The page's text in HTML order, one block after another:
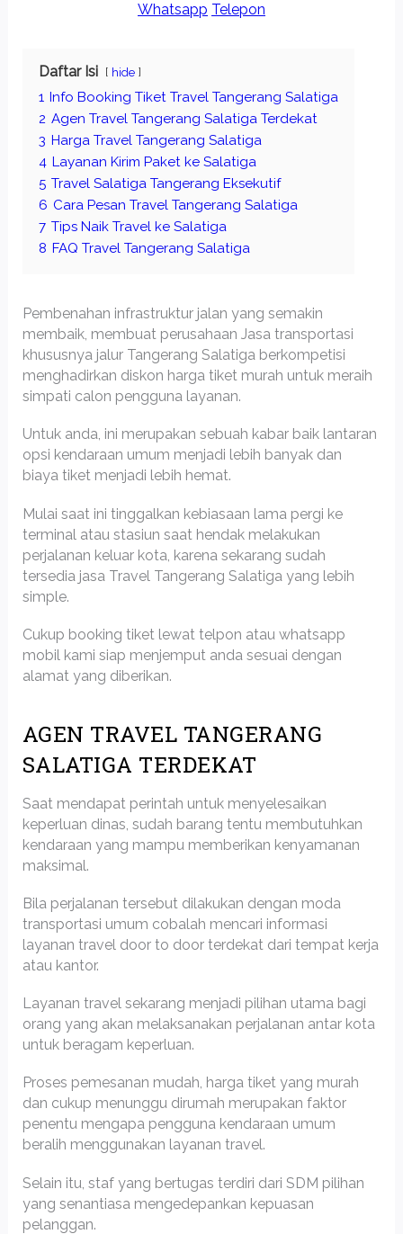
Whatsapp Telepon
Daftar Isi hide
1 Info Booking Tiket Travel Tangerang Salatiga
2 Agen Travel Tangerang Salatiga Terdekat
3 Harga Travel Tangerang Salatiga
4 Layanan Kirim Paket ke Salatiga
5 Travel Salatiga Tangerang Eksekutif
6 Cara Pesan Travel Tangerang Salatiga
7 Tips Naik Travel ke Salatiga
8 FAQ Travel Tangerang Salatiga
Pembenahan infrastruktur jalan yang semakin
membaik, membuat perusahaan Jasa transportasi
khususnya jalur Tangerang Salatiga berkompetisi
menghadirkan diskon harga tiket murah untuk meraih
simpati calon pengguna layanan.
Untuk anda, ini merupakan sebuah kabar baik lantaran
opsi kendaraan umum menjadi lebih banyak dan
biaya tiket menjadi lebih hemat.
Mulai saat ini tinggalkan kebiasaan lama pergi ke
terminal atau stasiun saat hendak melakukan
perjalanan keluar kota, karena sekarang sudah
tersedia jasa Travel Tangerang Salatiga yang lebih
simple.
Cukup booking tiket lewat telpon atau whatsapp
mobil kami siap menjemput anda sesuai dengan
alamat yang diberikan.
AGEN TRAVEL TANGERANG
SALATIGA TERDEKAT
Saat mendapat perintah untuk menyelesaikan
keperluan dinas, sudah barang tentu membutuhkan
kendaraan yang mampu memberikan kenyamanan
maksimal.
Bila perjalanan tersebut dilakukan dengan moda
transportasi umum cobalah mencari informasi
layanan travel door to door terdekat dari tempat kerja
atau kantor.
Layanan travel sekarang menjadi pilihan utama bagi
orang yang akan melaksanakan perjalanan antar kota
untuk beragam keperluan.
Proses pemesanan mudah, harga tiket yang murah
dan cukup menunggu dirumah merupakan faktor
penentu mengapa pengguna kendaraan umum
beralih menggunakan layanan travel.
Selain itu, staf yang bertugas terdiri dari SDM pilihan
yang senantiasa mengedepankan kepuasan
pelanggan.